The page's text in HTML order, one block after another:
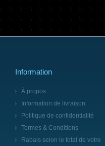
Information
À propos
Information de livraison
Politique de confidentialité
Termes & Conditions
Rabais selon le total de votre